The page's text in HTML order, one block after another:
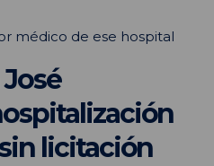
médico de ese hospital
licitación